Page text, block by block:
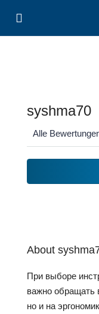
syshma70
Alle
About
При выборе
важно обращать
но и на